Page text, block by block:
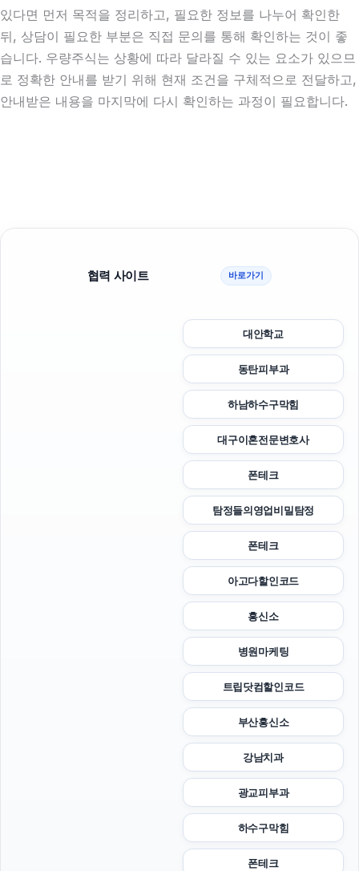
있다면 먼저 목적을 정리하고, 필요한 정보를 나누어 확인한
뒤, 상담이 필요한 부분은 직접 문의를 통해 확인하는 것이 좋
습니다. 우량주식는 상황에 따라 달라질 수 있는 요소가 있으므
로 정확한 안내를 받기 위해 현재 조건을 구체적으로 전달하고,
안내받은 내용을 마지막에 다시 확인하는 과정이 필요합니다.
협력 사이트 바로가기
대안학교
동탄피부과
하남하수구막힘
대구이혼전문변호사
폰테크
탐정들의영업비밀탐정
폰테크
아고다할인코드
흥신소
병원마케팅
트립닷컴할인코드
부산흥신소
강남치과
광교피부과
하수구막힘
폰테크